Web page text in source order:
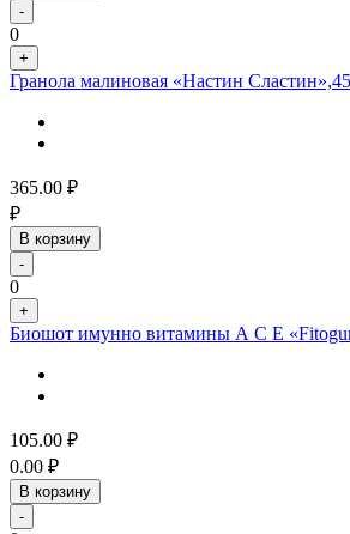
-
0
+
Гранола малиновая «Настин
365.00 ₽
₽
В корзину
-
0
+
Биошот имунно витамины А С Е
105.00 ₽
0.00 ₽
В корзину
-